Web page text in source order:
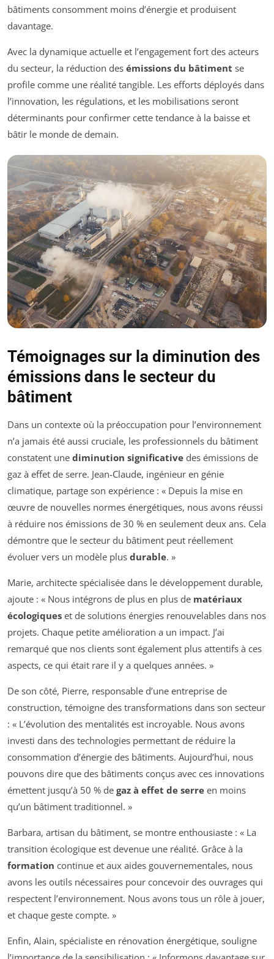
bâtiments consomment moins d’énergie et produisent
davantage.
Avec la dynamique actuelle et l’engagement fort des acteurs
du secteur, la réduction des émissions du bâtiment se
profile comme une réalité tangible. Les efforts déployés dans
l’innovation, les régulations, et les mobilisations seront
déterminants pour confirmer cette tendance à la baisse et
bâtir le monde de demain.
Témoignages sur la diminution des
émissions dans le secteur du
bâtiment
Dans un contexte où la préoccupation pour l’environnement
n’a jamais été aussi cruciale, les professionnels du bâtiment
constatent une diminution significative des émissions de
gaz à effet de serre. Jean-Claude, ingénieur en génie
climatique, partage son expérience : « Depuis la mise en
œuvre de nouvelles normes énergétiques, nous avons réussi
à réduire nos émissions de 30 % en seulement deux ans. Cela
démontre que le secteur du bâtiment peut réellement
évoluer vers un modèle plus durable. »
Marie, architecte spécialisée dans le développement durable,
ajoute : « Nous intégrons de plus en plus de matériaux
écologiques et de solutions énergies renouvelables dans nos
projets. Chaque petite amélioration a un impact. J’ai
remarqué que nos clients sont également plus attentifs à ces
aspects, ce qui était rare il y a quelques années. »
De son côté, Pierre, responsable d’une entreprise de
construction, témoigne des transformations dans son secteur
: « L’évolution des mentalités est incroyable. Nous avons
investi dans des technologies permettant de réduire la
consommation d’énergie des bâtiments. Aujourd’hui, nous
pouvons dire que des bâtiments conçus avec ces innovations
émettent jusqu’à 50 % de gaz à effet de serre en moins
qu’un bâtiment traditionnel. »
Barbara, artisan du bâtiment, se montre enthousiaste : « La
transition écologique est devenue une réalité. Grâce à la
formation continue et aux aides gouvernementales, nous
avons les outils nécessaires pour concevoir des ouvrages qui
respectent l’environnement. Nous avons tous un rôle à jouer,
et chaque geste compte. »
Enfin, Alain, spécialiste en rénovation énergétique, souligne